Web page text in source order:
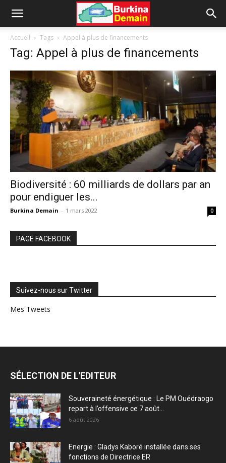
Accueil Tags Appel à plus de financements
Tag: Appel à plus de financements
Biodiversité : 60 milliards de dollars par an
pour endiguer les...
Burkina Demain - 1 mars 2022 0
PAGE FACEBOOK
Suivez-nous sur Twitter
Mes Tweets
SÉLECTION DE L'EDITEUR
Souveraineté énergétique : Le PM Ouédraogo
repart à l’offensive ce 7 août...
6 août 2026
Energie : Gladys Kaboré installée dans ses
fonctions de Directrice ER